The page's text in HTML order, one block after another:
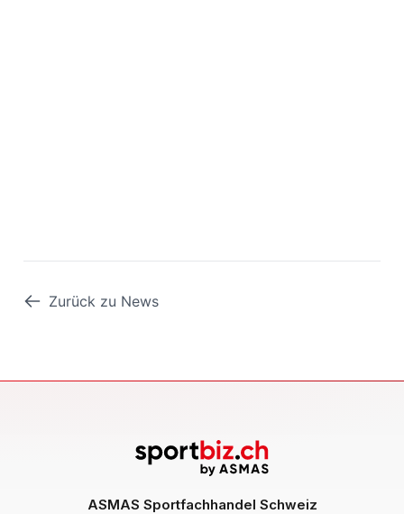
Zurück zu News
ASMAS Sportfachhandel Schweiz